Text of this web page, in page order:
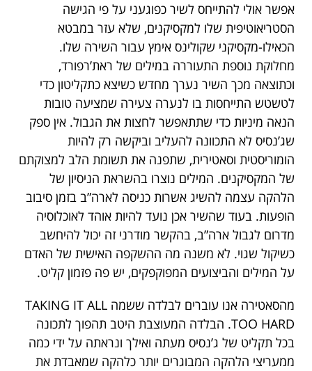
אפשר אולי להתייחס לשיר כפוגעני על פי הגישה
הסטריאוטיפית שלו למקסיקנים, שלא עזר במבטא
הכאילו-מקסיקני שקולינס אימץ עבור השירה שלו.
מחלוקת נוספת התעוררה במילים של ראת’רפורד,
וכתוצאה מכך השיר נערך מחדש כשיצא כתקליטון כדי
לטשטש התייחסות בו לנערה צעירה שמציעה טובות
הנאה מיניות כדי שתתאפשר לחצות את הגבול. אין ספק
שג’נסיס לא התכוונה להעליב וביקשה רק להיות
הומוריסטית וסאטירית, שתפנה את תשומת הלב למצוקתם
של המקסיקנים. המילים נוצרו בהשראת הניסיון של
הלהקה עצמה להשיג אשרות כניסה לארה”ב בזמן סיבוב
הופעות. בעוד שהשיר אכן נועד להיות אוהד לאוכלוסיה
מדרום לגבול ארה”ב, בהקשר מודרני זה יכול להיחשב
כשיקול שגוי. לא משנה מה ההשקפה האישית של האדם
על המילים והביצועים המפוקפקים, יש פה פזמון קליט.
מהסאטירה אנו עוברים לבלדה ששמה TAKING IT ALL
TOO HARD. הבלדה המעוצבת היטב תהפוך לתכונה
בכל תקליט של ג’נסיס מעתה ואילך ונראתה על ידי כמה
ממעריצי הלהקה המבוגרים יותר כלהקה שמאבדת את